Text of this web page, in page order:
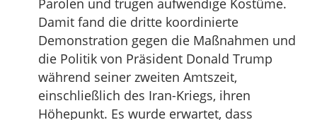
Parolen und trugen aufwendige Kostüme.
Damit fand die dritte koordinierte
Demonstration gegen die Maßnahmen und
die Politik von Präsident Donald Trump
während seiner zweiten Amtszeit,
einschließlich des Iran-Kriegs, ihren
Höhepunkt. Es wurde erwartet, dass